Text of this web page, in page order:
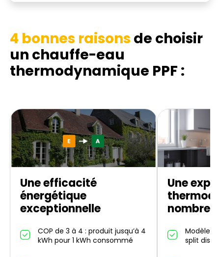
4 bonnes raisons de choisir
un chauffe-eau
thermodynamique PPF :
Une efficacité
énergétique
exceptionnelle
COP de 3 à 4 : produit jusqu’à 4
kWh pour 1 kWh consommé
Une
Modèles
split